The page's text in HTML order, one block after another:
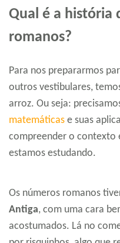
Qual é a história
romanos?
Para nos prepararmos
outros vestibulares,
arroz. Ou seja:
matemáticas e suas
compreender o contexto
estamos estudando.
Os números romanos
Antiga, com uma cara
acostumados. Lá no